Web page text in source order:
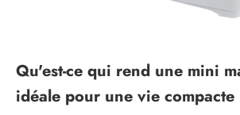
Qu'est-ce qui rend une mini
idéale pour une vie compacte